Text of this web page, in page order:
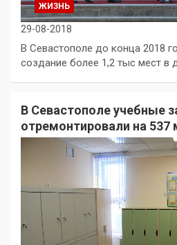
ЖИЗНЬ
29-08-2018
В Севастополе до конца 2018
создание более 1,2 тыс мест в
В Севастополе учебные
отремонтировали на 537